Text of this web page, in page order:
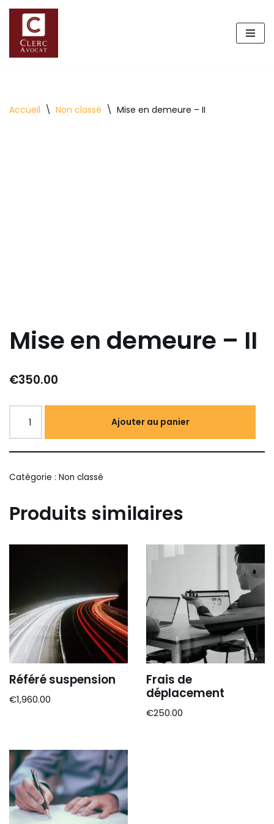
Aller
au
Accueil \ Non classé \ Mise en demeure – II
Mise en demeure – II
€350.00
Ajouter au panier
Catégorie : Non classé
Produits similaires
Référé suspension
€1,960.00
Frais de
déplacement
€250.00